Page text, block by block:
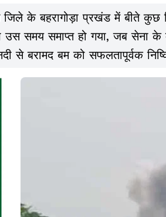
जिले के बहरागोड़ा प्रखंड में बीते
उस समय समाप्त हो गया, जब सेना के
से बरामद बम को सफलतापूर्वक
तकनीकी सटीकता के साथ अंजाम